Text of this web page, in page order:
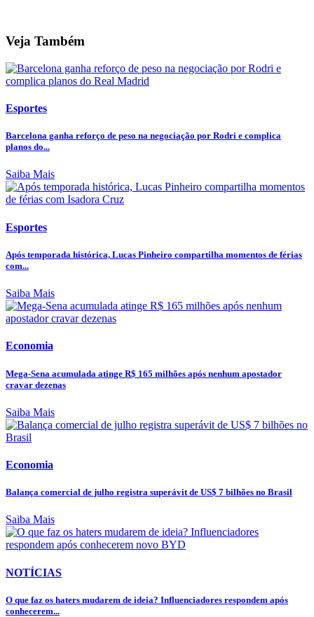
Veja Também
Esportes
Barcelona ganha reforço de peso na negociação por Rodri e complica
planos do...
Saiba Mais
Esportes
Após temporada histórica, Lucas Pinheiro compartilha momentos de férias
com...
Saiba Mais
Economia
Mega-Sena acumulada atinge R$ 165 milhões após nenhum apostador
cravar dezenas
Saiba Mais
Economia
Balança comercial de julho registra superávit de US$ 7 bilhões no Brasil
Saiba Mais
NOTÍCIAS
O que faz os haters mudarem de ideia? Influenciadores respondem após
conhecerem...